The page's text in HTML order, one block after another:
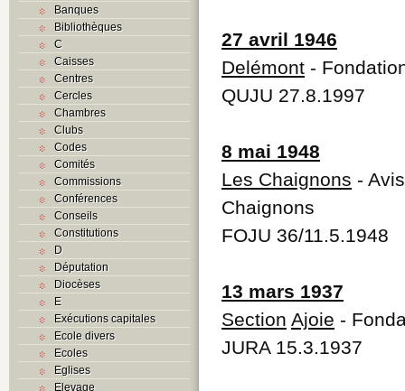
Banques
Bibliothèques
C
Caisses
Centres
Cercles
Chambres
Clubs
Codes
Comités
Commissions
Conférences
Conseils
Constitutions
D
Députation
Diocèses
E
Exécutions capitales
Ecole divers
Ecoles
Eglises
Elevage
27 avril 1946
Delémont -
QUJU 27.8.1997
8 mai 1948
Les Chaignons -
Chaignons
FOJU 36/11.5.1948
13 mars 1937
Section Ajoie -
JURA 15.3.1937